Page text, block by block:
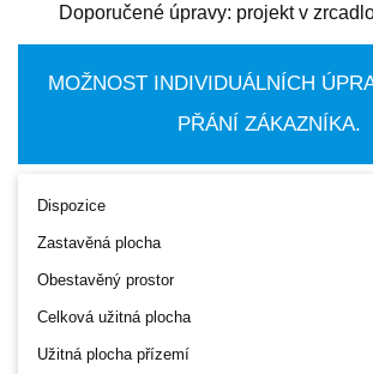
Doporučené úpravy: projekt v
MOŽNOST INDIVIDUÁLNÍCH
PŘÁNÍ ZÁKAZNÍKA.
Dispozice
Zastavěná plocha
Obestavěný prostor
Celková užitná plocha
Užitná plocha přízemí